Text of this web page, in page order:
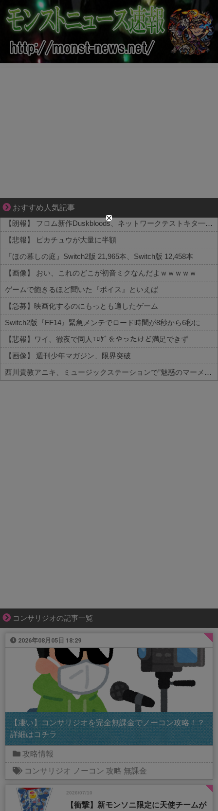
おすすめ人気記事
【マンガ】ぜんぶ私が中心
【朗報】 フロム新作Duskbloods、ネットワークテストキタ━━━━(゜∀゜)━━━━!!
【悲報】 ピカチュウが大量に半額
『ほの暮しの庭』Switch2版 21,965本、Switch版 12,458本
【画像】 おい、これのどこが初音ミクなんだよｗｗｗｗｗ
ゲームで飽きるほど聞いた『ボイス』といえば
【急募】映画化するのにもっとも適したゲーム
Switch2版『FF14』緊急メンテでロード時間が8秒から6秒に
【悲報】ワイ、徹夜で同人ｴﾛｹﾞをやったけど満足できず
【画像】 週刊少年マガジン、限界突破
西川貴教アニキ、ミュージックステーションで”魅惑のマーメイド達と限界突破”してしまうｗｗｗｗ
コンサリジオの記事一覧
2026年08月05日 18:29
【凄い】コンサリジオを完全無課金でノーコン攻略！？
詳細はコチラ
攻略情報
コンサリジオ ノーコン 攻略 無課金
2026/07/10
【衝撃】新モンソニ限定に天使チームが